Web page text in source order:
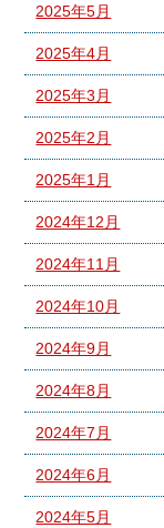
2025年5月
2025年4月
2025年3月
2025年2月
2025年1月
2024年12月
2024年11月
2024年10月
2024年9月
2024年8月
2024年7月
2024年6月
2024年5月